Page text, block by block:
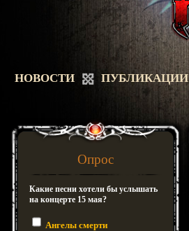
НОВОСТИ ПУБЛИКАЦИИ
Опрос
Какие песни хотели бы услышать
на концерте 15 мая?
Ангелы смерти